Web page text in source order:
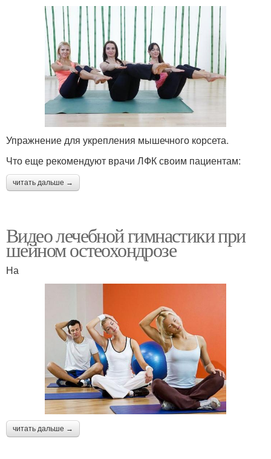
Упражнение для укрепления мышечного корсета.
Что еще рекомендуют врачи ЛФК своим пациентам:
читать дальше →
Видео лечебной гимнастики при
шейном остеохондрозе
На
читать дальше →